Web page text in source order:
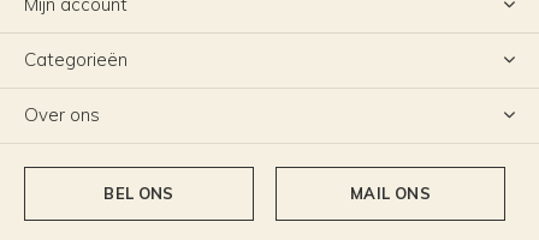
Mijn account
Categorieën
Over ons
BEL ONS MAIL ONS